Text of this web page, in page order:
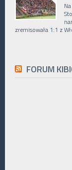
zremisowała 1:1 z
FORUM